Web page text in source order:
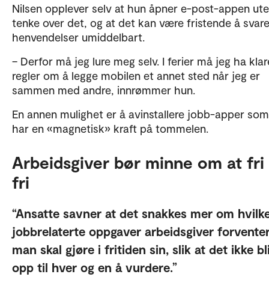
Nilsen opplever selv at hun åpner e-post-appen
tenke over det, og at det kan være fristende å
henvendelser umiddelbart.
– Derfor må jeg lure meg selv. I ferier må jeg ha
regler om å legge mobilen et annet sted når jeg er
sammen med andre, innrømmer hun.
En annen mulighet er å avinstallere jobb-apper
har en «magnetisk» kraft på tommelen.
Arbeidsgiver bør minne om at fri
fri
Ansatte savner at det snakkes mer om
jobbrelaterte oppgaver arbeidsgiver
man skal gjøre i fritiden sin, slik at det ikke
opp til hver og en å vurdere.